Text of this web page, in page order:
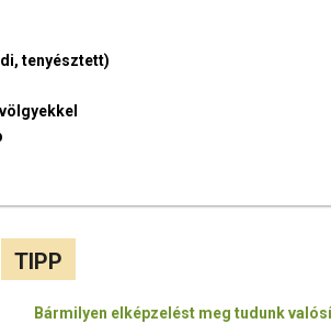
tenyésztett)
TIPP
Bármilyen elképzelést meg tudunk